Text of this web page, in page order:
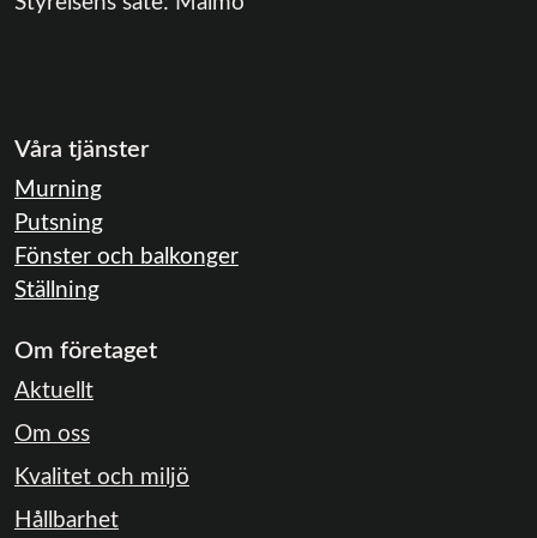
Våra tjänster
Murning
Putsning
Fönster och balkonger
Ställning
Om företaget
Aktuellt
Om oss
Kvalitet och miljö
Hållbarhet